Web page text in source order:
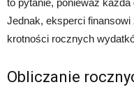
to pytanie, ponieważ
Jednak, eksperci
krotności rocznych
Obliczanie